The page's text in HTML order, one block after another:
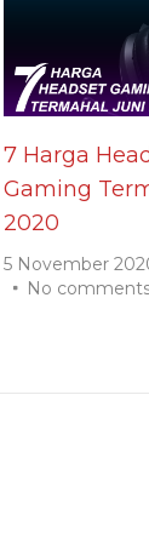
7 Harga
Gaming
2020
5 November
No